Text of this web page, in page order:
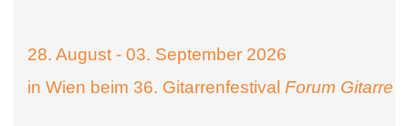
28. August - 03. September 2026
in Wien beim 36. Gitarrenfestival Forum Gitarre